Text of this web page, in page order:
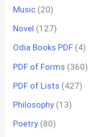
Music (20)
Novel (127)
Odia Books PDF (4)
PDF of Forms (360)
PDF of Lists (427)
Philosophy (13)
Poetry (80)